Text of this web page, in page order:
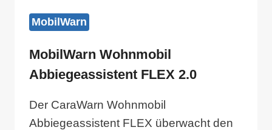
MobilWarn
MobilWarn Wohnmobil
Abbiegeassistent FLEX 2.0
Der CaraWarn Wohnmobil
Abbiegeassistent FLEX überwacht den